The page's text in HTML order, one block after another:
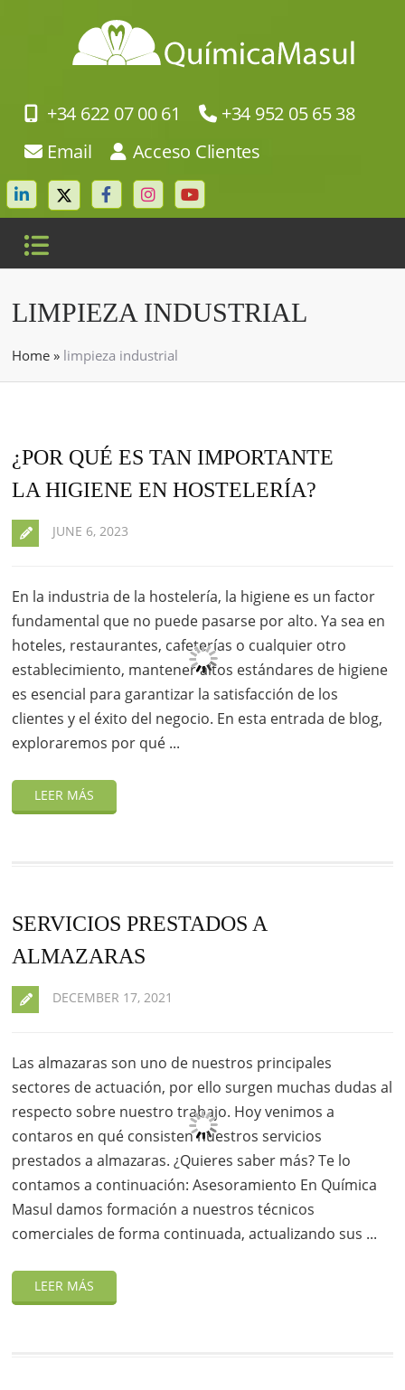
+34 622 07 00 61
+34 952 05 65 38
Email
Acceso Clientes
LIMPIEZA INDUSTRIAL
Home » limpieza industrial
¿POR QUÉ ES TAN IMPORTANTE
LA HIGIENE EN HOSTELERÍA?
JUNE 6, 2023
En la industria de la hostelería, la higiene es un factor
fundamental que no puede pasarse por alto. Ya sea en
hoteles, restaurantes, cafeterías o cualquier otro
establecimiento, mantener altos estándares de higiene
es esencial para garantizar la satisfacción de los
clientes y el éxito del negocio. En esta entrada de blog,
exploraremos por qué ...
SERVICIOS PRESTADOS A
ALMAZARAS
DECEMBER 17, 2021
Las almazaras son uno de nuestros principales
sectores de actuación, por ello surgen muchas dudas al
respecto sobre nuestro trabajo. Hoy venimos a
contaros en qué consisten nuestros servicios
prestados a almazaras. ¿Quieres saber más? Te lo
contamos a continuación: Asesoramiento En Química
Masul damos formación a nuestros técnicos
comerciales de forma continuada, actualizando sus ...